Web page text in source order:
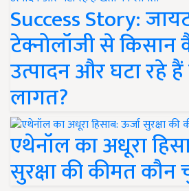
Success Story:
टेक्नोलॉजी से किसान
उत्पादन और घटा रहे
लागत?
एथेनॉल का अधूरा
सुरक्षा की कीमत कौन